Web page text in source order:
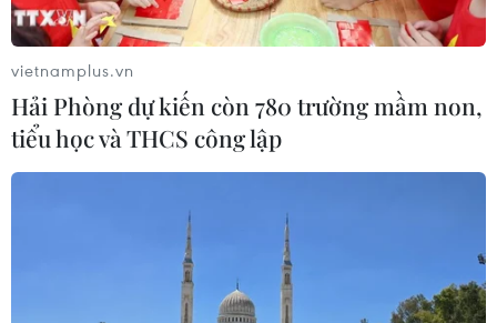
vietnamplus.vn
Hải Phòng dự kiến còn 780 trường mầm non,
tiểu học và THCS công lập